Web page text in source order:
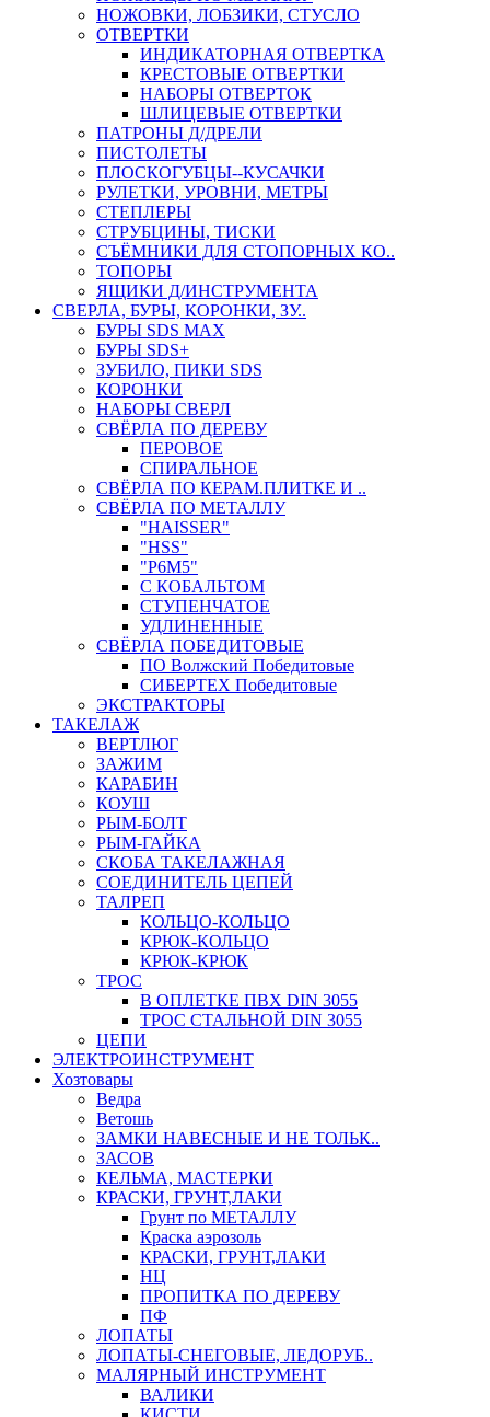
НОЖОВКИ, ЛОБЗИКИ, СТУСЛО
ОТВЕРТКИ
ИНДИКАТОРНАЯ ОТВЕРТКА
КРЕСТОВЫЕ ОТВЕРТКИ
НАБОРЫ ОТВЕРТОК
ШЛИЦЕВЫЕ ОТВЕРТКИ
ПАТРОНЫ Д/ДРЕЛИ
ПИСТОЛЕТЫ
ПЛОСКОГУБЦЫ--КУСАЧКИ
РУЛЕТКИ, УРОВНИ, МЕТРЫ
СТЕПЛЕРЫ
СТРУБЦИНЫ, ТИСКИ
СЪЁМНИКИ ДЛЯ СТОПОРНЫХ КО..
ТОПОРЫ
ЯЩИКИ Д/ИНСТРУМЕНТА
СВЕРЛА, БУРЫ, КОРОНКИ, ЗУ..
БУРЫ SDS MAX
БУРЫ SDS+
ЗУБИЛО, ПИКИ SDS
КОРОНКИ
НАБОРЫ СВЕРЛ
СВЁРЛА ПО ДЕРЕВУ
ПЕРОВОЕ
СПИРАЛЬНОЕ
СВЁРЛА ПО КЕРАМ.ПЛИТКЕ И ..
СВЁРЛА ПО МЕТАЛЛУ
"HAISSER"
"HSS"
"Р6М5"
С КОБАЛЬТОМ
СТУПЕНЧАТОЕ
УДЛИНЕННЫЕ
СВЁРЛА ПОБЕДИТОВЫЕ
ПО Волжский Победитовые
СИБЕРТЕХ Победитовые
ЭКСТРАКТОРЫ
ТАКЕЛАЖ
ВЕРТЛЮГ
ЗАЖИМ
КАРАБИН
КОУШ
РЫМ-БОЛТ
РЫМ-ГАЙКА
СКОБА ТАКЕЛАЖНАЯ
СОЕДИНИТЕЛЬ ЦЕПЕЙ
ТАЛРЕП
КОЛЬЦО-КОЛЬЦО
КРЮК-КОЛЬЦО
КРЮК-КРЮК
ТРОС
В ОПЛЕТКЕ ПВХ DIN 3055
ТРОС СТАЛЬНОЙ DIN 3055
ЦЕПИ
ЭЛЕКТРОИНСТРУМЕНТ
Хозтовары
Ведра
Ветошь
ЗАМКИ НАВЕСНЫЕ И НЕ ТОЛЬК..
ЗАСОВ
КЕЛЬМА, МАСТЕРКИ
КРАСКИ, ГРУНТ,ЛАКИ
Грунт по МЕТАЛЛУ
Краска аэрозоль
КРАСКИ, ГРУНТ,ЛАКИ
НЦ
ПРОПИТКА ПО ДЕРЕВУ
ПФ
ЛОПАТЫ
ЛОПАТЫ-СНЕГОВЫЕ, ЛЕДОРУБ..
МАЛЯРНЫЙ ИНСТРУМЕНТ
ВАЛИКИ